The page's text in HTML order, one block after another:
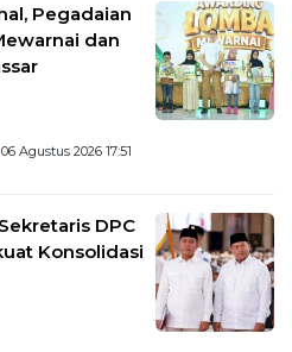
Pegadaian
dan
Agustus 2026 17:51
DPC
Konsolidasi